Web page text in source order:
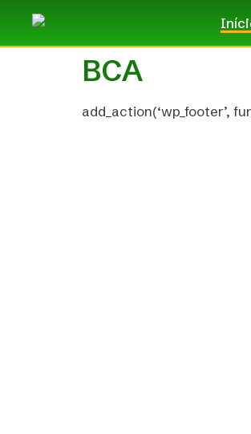
BCA
add_action(‘wp_footer’,